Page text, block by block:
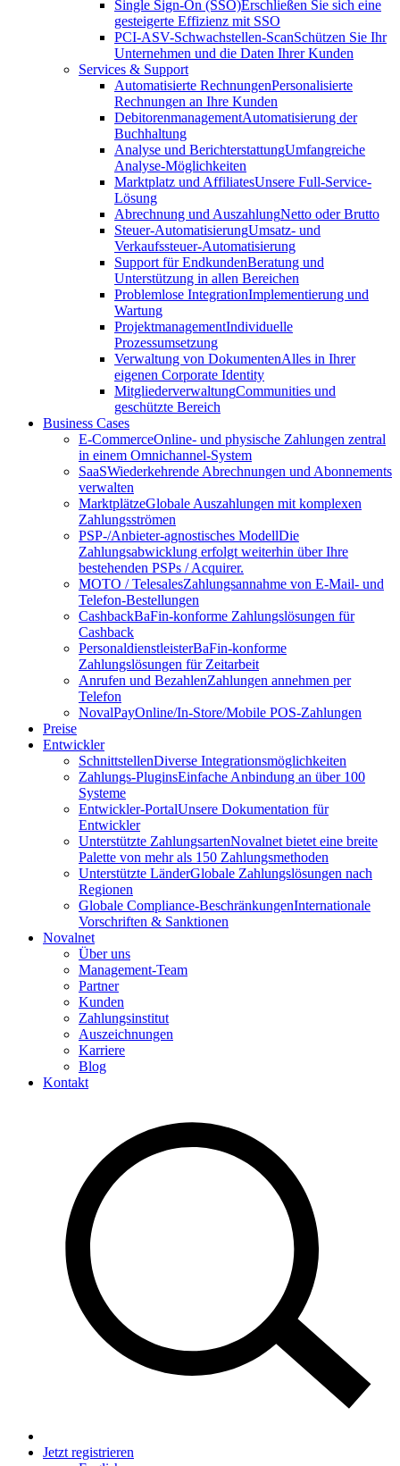
Single Sign-On (SSO)Erschließen Sie sich eine
gesteigerte Effizienz mit SSO
PCI-ASV-Schwachstellen-ScanSchützen Sie Ihr
Unternehmen und die Daten Ihrer Kunden
Services & Support
Automatisierte RechnungenPersonalisierte
Rechnungen an Ihre Kunden
DebitorenmanagementAutomatisierung der
Buchhaltung
Analyse und BerichterstattungUmfangreiche
Analyse-Möglichkeiten
Marktplatz und AffiliatesUnsere Full-Service-
Lösung
Abrechnung und AuszahlungNetto oder Brutto
Steuer-AutomatisierungUmsatz- und
Verkaufssteuer-Automatisierung
Support für EndkundenBeratung und
Unterstützung in allen Bereichen
Problemlose IntegrationImplementierung und
Wartung
ProjektmanagementIndividuelle
Prozessumsetzung
Verwaltung von DokumentenAlles in Ihrer
eigenen Corporate Identity
MitgliederverwaltungCommunities und
geschützte Bereich
Business Cases
E-CommerceOnline- und physische Zahlungen zentral
in einem Omnichannel-System
SaaSWiederkehrende Abrechnungen und Abonnements
verwalten
MarktplätzeGlobale Auszahlungen mit komplexen
Zahlungsströmen
PSP-/Anbieter‑agnostisches ModellDie
Zahlungsabwicklung erfolgt weiterhin über Ihre
bestehenden PSPs / Acquirer.
MOTO / TelesalesZahlungsannahme von E-Mail- und
Telefon-Bestellungen
CashbackBaFin-konforme Zahlungslösungen für
Cashback
PersonaldienstleisterBaFin-konforme
Zahlungslösungen für Zeitarbeit
Anrufen und BezahlenZahlungen annehmen per
Telefon
NovalPayOnline/In-Store/Mobile POS-Zahlungen
Preise
Entwickler
SchnittstellenDiverse Integrationsmöglichkeiten
Zahlungs-PluginsEinfache Anbindung an über 100
Systeme
Entwickler-PortalUnsere Dokumentation für
Entwickler
Unterstützte ZahlungsartenNovalnet bietet eine breite
Palette von mehr als 150 Zahlungsmethoden
Unterstützte LänderGlobale Zahlungslösungen nach
Regionen
Globale Compliance-BeschränkungenInternationale
Vorschriften & Sanktionen
Novalnet
Über uns
Management-Team
Partner
Kunden
Zahlungsinstitut
Auszeichnungen
Karriere
Blog
Kontakt
Jetzt registrieren